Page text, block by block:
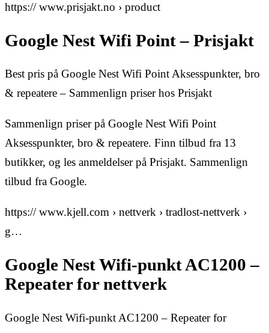
https:// www.prisjakt.no › product
Google Nest Wifi Point – Prisjakt
Best pris på Google Nest Wifi Point Aksesspunkter, bro
& repeatere – Sammenlign priser hos Prisjakt
Sammenlign priser på Google Nest Wifi Point
Aksesspunkter, bro & repeatere. Finn tilbud fra 13
butikker, og les anmeldelser på Prisjakt. Sammenlign
tilbud fra Google.
https:// www.kjell.com › nettverk › tradlost-nettverk ›
g…
Google Nest Wifi-punkt AC1200 –
Repeater for nettverk
Google Nest Wifi-punkt AC1200 – Repeater for